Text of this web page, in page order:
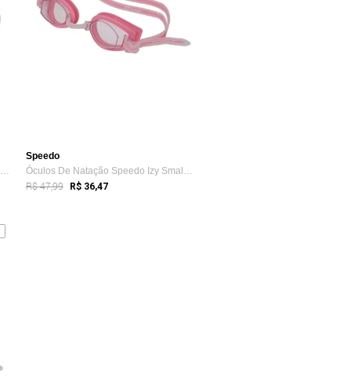
Óculos De Natação Speedo Icon Core Preto...
Speedo
Óculos De Natação Speedo Izy Small Rosa ...
R$ 47,99 R$ 36,47